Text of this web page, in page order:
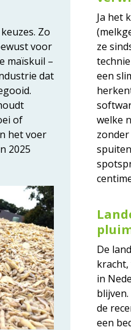
Zo
voor
maïskuil –
dat
of
het voer
2025
Ja het
ze
een
welke
De
in
de
een